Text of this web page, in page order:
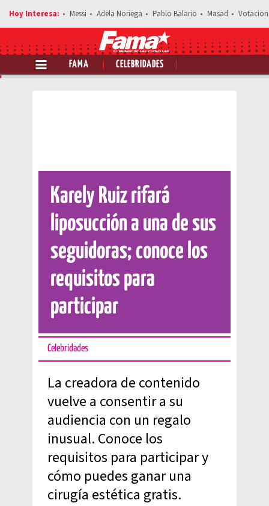
Messi Adela Noriega Pablo Balario Masad
FAMA CELEBRIDADES
Comparte esta noticia
Karely Ruiz rifará
liposucción a una de sus
seguidoras; conoce los
requisitos para
participar
Celebridades
La creadora de contenido
vuelve a consentir a su
audiencia con un regalo
inusual. Conoce los
requisitos para participar y
cómo puedes ganar una
cirugía estética gratis.